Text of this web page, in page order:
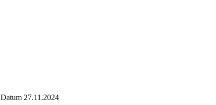
Datum 27.11.2024